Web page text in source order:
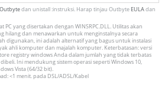
Outbytedan unistall :instruksi. Harap tinjau Outbyte EULAdan
yang disertakan dengan WINSRPC.DLL. Utilitas akan
hilang dan menawarkan untuk menginstalnya secara
digunakan, ini adalah alternatif yang bagus untuk instalasi
ahli komputer dan majalah komputer. Keterbatasan: versi
registry windows Anda dalam jumlah yang tidak terbatas
Ini mendukung sistem operasi seperti Windows 10,
Vista (64/32 bit).
<1 menit. pada DSL/ADSL/Kabel